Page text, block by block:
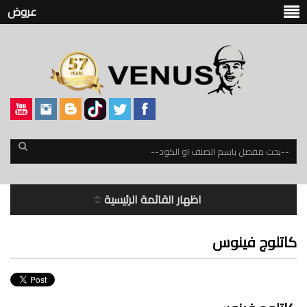
عروض
اظهار القائمة الرئيسية
كاتلوج فينوس